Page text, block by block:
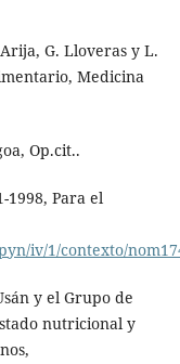
G. Lloveras y L.
Medicina
Op.cit..
1998, Para el
iv/1/contexto/
y el Grupo de
nutricional y